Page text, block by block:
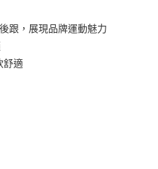
跟，展現品牌運動魅力
舒適